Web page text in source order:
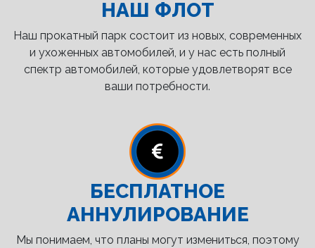
НАШ ФЛОТ
Наш прокатный парк состоит из новых, современных
и ухоженных автомобилей, и у нас есть полный
спектр автомобилей, которые удовлетворят все
ваши потребности.
БЕСПЛАТНОЕ
АННУЛИРОВАНИЕ
Мы понимаем, что планы могут измениться, поэтому